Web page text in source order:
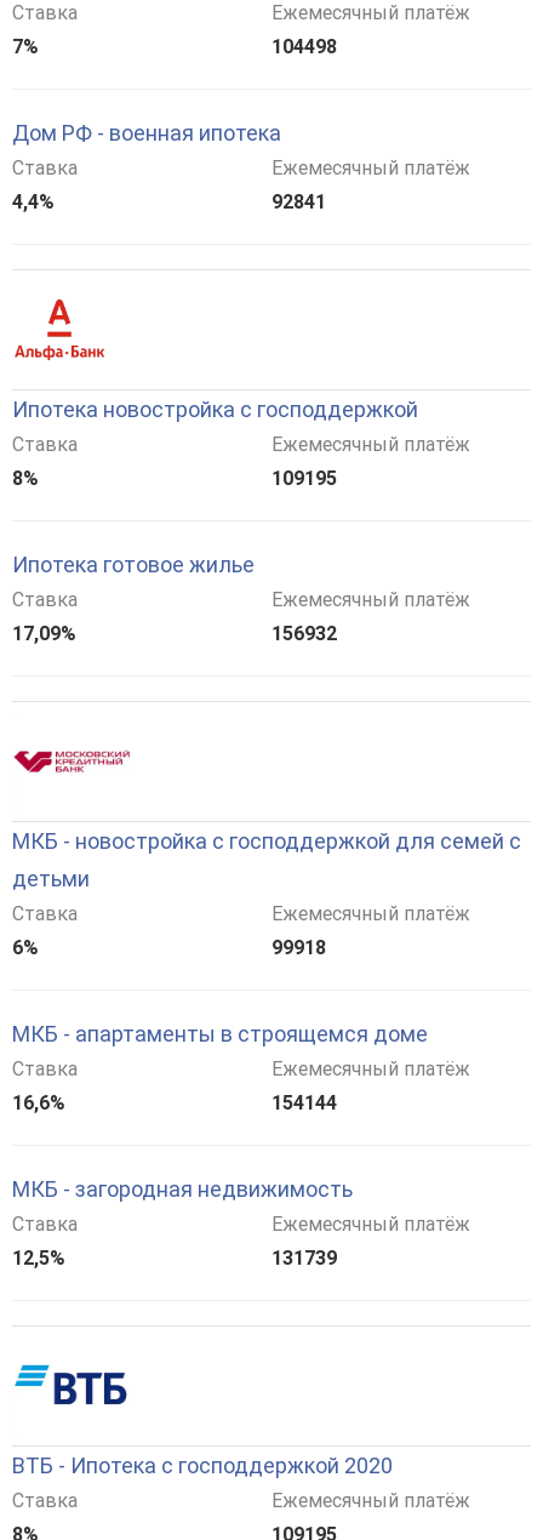
Ставка
7%
Ежемесячный платёж
104498
Дом РФ - военная ипотека
Ставка
4,4%
Ежемесячный платёж
92841
Ипотека новостройка с господдержкой
Ставка
8%
Ежемесячный платёж
109195
Ипотека готовое жилье
Ставка
17,09%
Ежемесячный платёж
156932
МКБ - новостройка с господдержкой для семей с
детьми
Ставка
6%
Ежемесячный платёж
99918
МКБ - апартаменты в строящемся доме
Ставка
16,6%
Ежемесячный платёж
154144
МКБ - загородная недвижимость
Ставка
12,5%
Ежемесячный платёж
131739
ВТБ - Ипотека с господдержкой 2020
Ставка
8%
Ежемесячный платёж
109195